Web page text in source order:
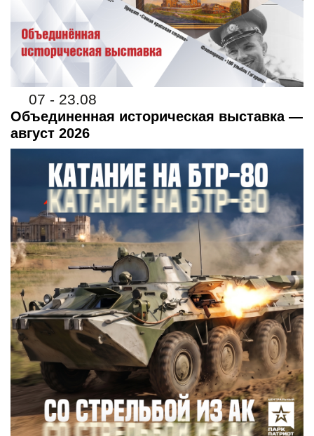
07 - 23.08
Объединенная историческая выставка —
август 2026